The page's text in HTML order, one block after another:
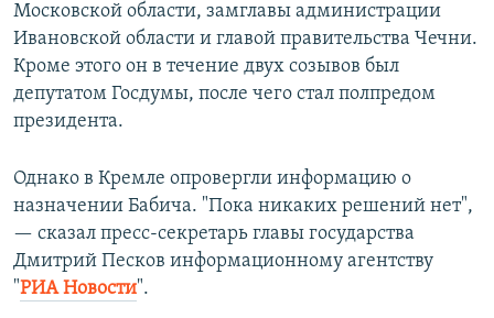
Московской области, замглавы администрации
Ивановской области и главой правительства Чечни.
Кроме этого он в течение двух созывов был
депутатом Госдумы, после чего стал полпредом
президента.
Однако в Кремле опровергли информацию о
назначении Бабича. "Пока никаких решений нет",
— сказал пресс-секретарь главы государства
Дмитрий Песков информационному агентству
"РИА Новости".